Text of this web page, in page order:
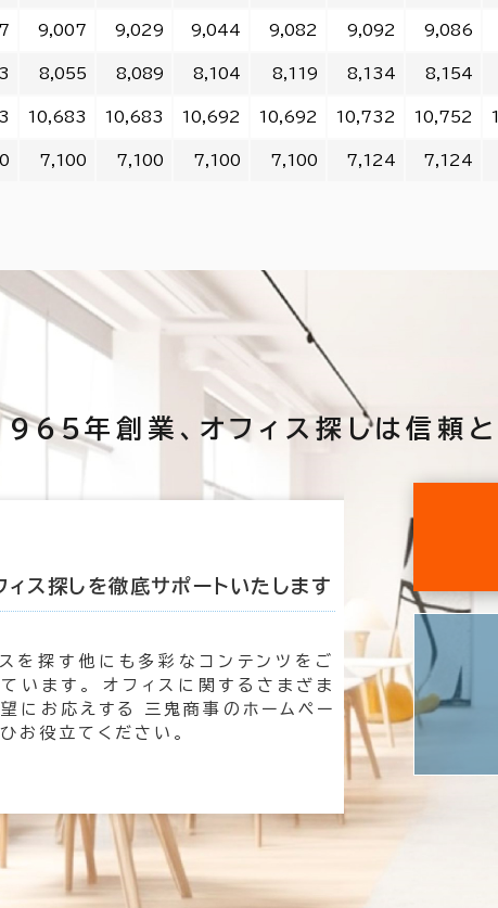
9,007 9,029 9,044 9,082 9,092 9,086
8,055 8,089 8,104 8,119 8,134 8,154
10,683 10,683 10,692 10,692 10,732 10,752
7,100 7,100 7,100 7,100 7,124 7,124
年創業、 オフィス探しは信頼
ス探しを徹底サポートいたします
を探す他にも多彩なコンテンツをご
います。 オフィスに関するさまざま
にお応えする 三鬼商事のホームペー
お役立てください。